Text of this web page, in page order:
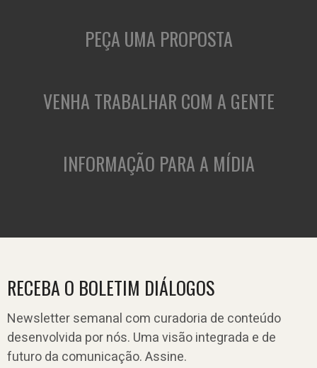
PEÇA UMA PROPOSTA
VENHA TRABALHAR COM A GENTE
INFORMAÇÃO PARA A MÍDIA
RECEBA O BOLETIM DIÁLOGOS
Newsletter semanal com curadoria de conteúdo
desenvolvida por nós. Uma visão integrada e de
futuro da comunicação. Assine.